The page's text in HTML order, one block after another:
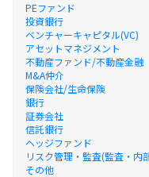
PEファンド
投資銀行
ベンチャーキャピタル(VC)
アセットマネジメント
不動産ファンド/不動産金融
M&A仲介
保険会社/生命保険
銀行
証券会社
信託銀行
ヘッジファンド
リスク管理・監査(監査・内
その他